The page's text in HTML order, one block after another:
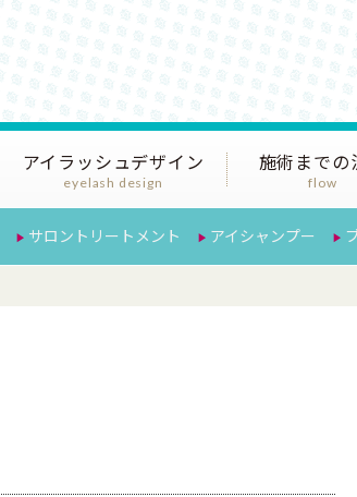
クステサロンFELICE（フェリース）
アイラッシュデザイン
eyelash design
施術までの
flow
サロントリートメント アイシャンプー